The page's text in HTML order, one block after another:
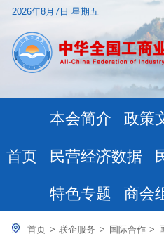
2026年8月7日 星期五
首页
本会简介 政策
民营经济数据
特色专题 商会
首页 > 联企服务 > 国际合作 >